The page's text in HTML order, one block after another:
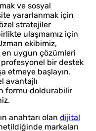
ve sosyal
yararlanmak için
stratejiler
ulaşmamız için
ekibimiz,
en uygun çözümleri
profesyonel bir destek
etmeye başlayın.
avantajlı
formu doldurabilir
anahtarı olan dijital
markaları